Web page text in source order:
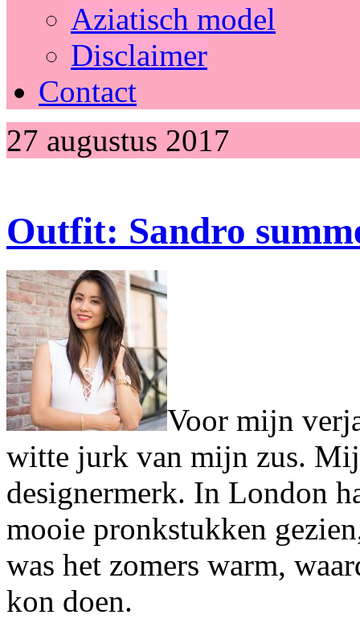
Aziatisch model
Disclaimer
Contact
27 augustus 2017
Outfit: Sandro
Voor mijn
witte jurk van mijn zus.
designermerk. In London
mooie pronkstukken
was het zomers warm,
kon doen.